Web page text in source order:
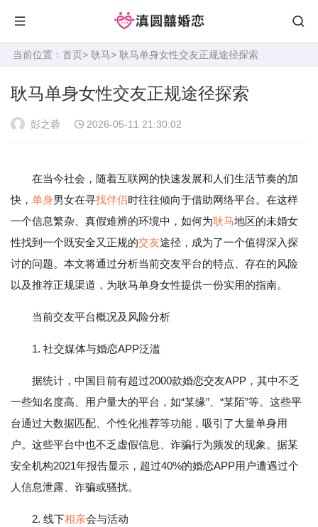
当前位置： 首页> 耿马> 耿马单身女性交友正规途径探索
耿马单身女性交友正规途径探索
彭之蓉 2026-05-11 21:30:02
在当今社会，随着互联网的快速发展和人们生活节奏的加
快， 单身男女在寻找伴侣时往往倾向于借助网络平台。在这样
一个信息繁杂、真假难辨的环境中，如何为耿马地区的未婚女
性找到一个既安全又正规的交友途径，成为了一个值得深入探
讨的问题。本文将通过分析当前交友平台的特点、存在的风险
以及推荐正规渠道，为耿马单身女性提供一份实用的指南。
当前交友平台概况及风险分析
1. 社交媒体与婚恋APP泛滥
据统计，中国目前有超过2000款婚恋交友APP，其中不乏
一些知名度高、用户量大的平台，如“某缘”、“某陌”等。这些平
台通过大数据匹配、个性化推荐等功能，吸引了大量单身用
户。这些平台中也不乏虚假信息、诈骗行为频发的现象。据某
安全机构2021年报告显示，超过40%的婚恋APP用户遭遇过个
人信息泄露、诈骗或骚扰。
2. 线下相亲会与活动